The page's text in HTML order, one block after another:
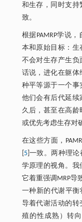
和生存，同时支
致。
根据PAMRP学说
本和原始目标：
不会对生存产生负
话说，进化在躯
种平等源于一个事
他们会有后代延续
久后，甚至在高
或优先考虑生存对
在这些方面，
5]一致。两种理论
学原理的视角。我
它着重强调MRP导
一种新的代谢平衡
导着代谢活动的转
殖的性成熟）转